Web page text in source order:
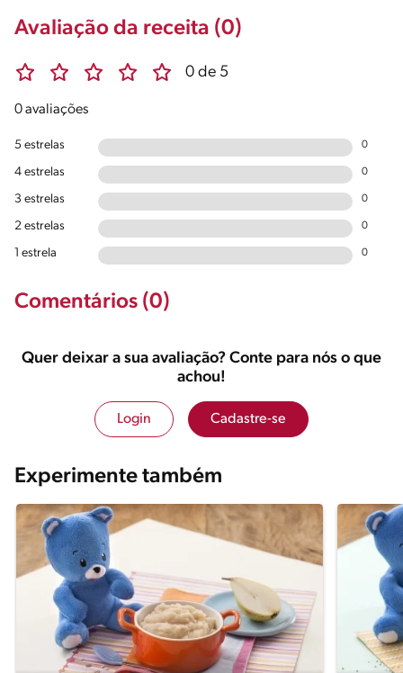
Avaliação da receita (0)
0 de 5
0 avaliações
5 estrelas 0
4 estrelas 0
3 estrelas 0
2 estrelas 0
1 estrela 0
Comentários (0)
Quer deixar a sua avaliação? Conte para nós o que
achou!
Login Cadastre-se
Experimente também